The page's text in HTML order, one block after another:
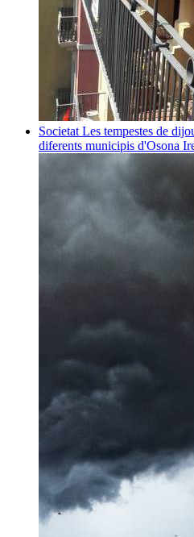
Societat Les tempestes de
diferents municipis d'Osona